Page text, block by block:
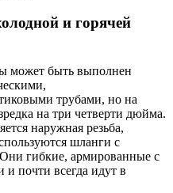
и горячей
может быть выполнен
трубами, но на
на три четверти дюйма.
наружная резьба,
шланги с
гибкие, армированные с
почти всегда идут в